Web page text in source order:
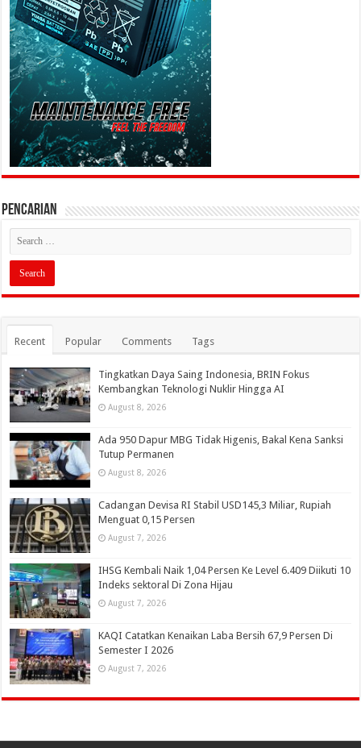
PENCARIAN
Recent Popular Comments Tags
Tingkatkan Daya Saing Indonesia, BRIN Fokus
Kembangkan Teknologi Nuklir Hingga AI
August 8, 2026
Ada 950 Dapur MBG Tidak Higenis, Bakal Kena Sanksi
Tutup Permanen
August 8, 2026
Cadangan Devisa RI Stabil USD145,3 Miliar, Rupiah
Menguat 0,15 Persen
August 7, 2026
IHSG Kembali Naik 1,04 Persen Ke Level 6.409 Diikuti 10
Indeks sektoral Di Zona Hijau
August 7, 2026
KAQI Catatkan Kenaikan Laba Bersih 67,9 Persen Di
Semester I 2026
August 7, 2026